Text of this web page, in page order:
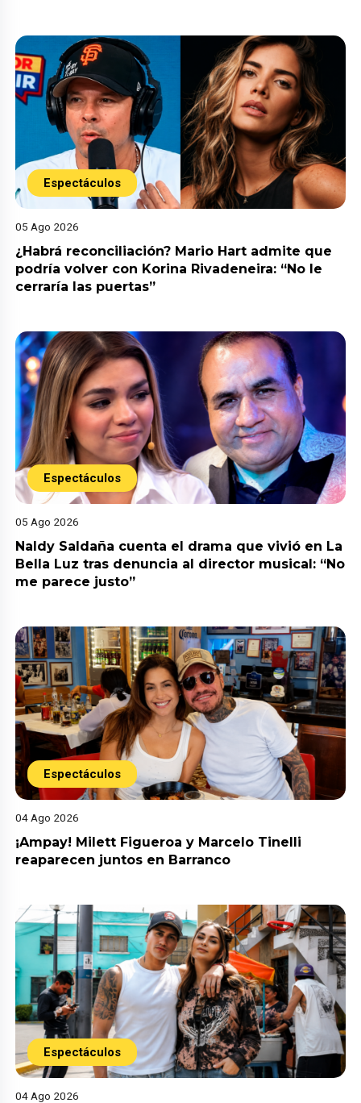
Espectáculos
05 Ago 2026
¿Habrá reconciliación? Mario Hart admite que
podría volver con Korina Rivadeneira: “No le
cerraría las puertas”
Espectáculos
05 Ago 2026
Naldy Saldaña cuenta el drama que vivió en La
Bella Luz tras denuncia al director musical: “No
me parece justo”
Espectáculos
04 Ago 2026
¡Ampay! Milett Figueroa y Marcelo Tinelli
reaparecen juntos en Barranco
Espectáculos
04 Ago 2026